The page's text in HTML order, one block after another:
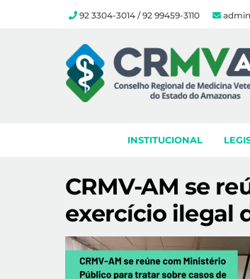
92 3304-3014 / 92 99459-3110
INSTITUCIONAL
CRMV-AM se
exercício ilegal